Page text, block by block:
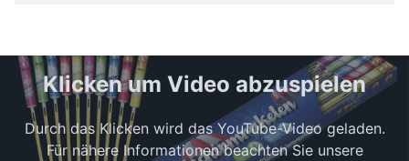
Klicken um Video abzuspielen
Durch das Klicken wird das YouTube-Video geladen.
Für nähere Informationen beachten Sie unsere